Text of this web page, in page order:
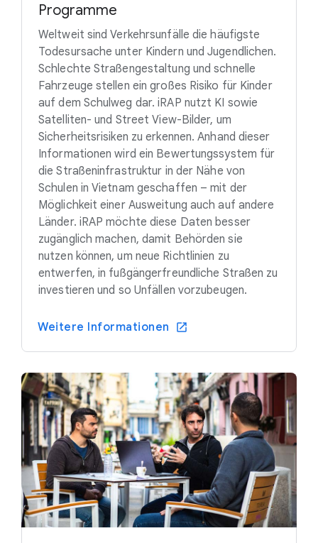
Programme
Weltweit sind Verkehrsunfälle die häufigste
Todesursache unter Kindern und Jugendlichen.
Schlechte Straßengestaltung und schnelle
Fahrzeuge stellen ein großes Risiko für Kinder
auf dem Schulweg dar. iRAP nutzt KI sowie
Satelliten- und Street View-Bilder, um
Sicherheitsrisiken zu erkennen. Anhand dieser
Informationen wird ein Bewertungssystem für
die Straßeninfrastruktur in der Nähe von
Schulen in Vietnam geschaffen – mit der
Möglichkeit einer Ausweitung auch auf andere
Länder. iRAP möchte diese Daten besser
zugänglich machen, damit Behörden sie
nutzen können, um neue Richtlinien zu
entwerfen, in fußgängerfreundliche Straßen zu
investieren und so Unfällen vorzubeugen.
Weitere Informationen